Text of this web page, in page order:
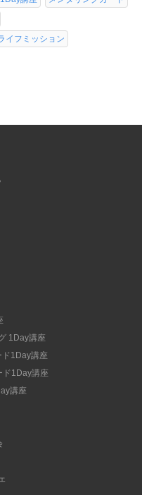
イフミッション
1Day講座
ド1Day講座
ド1Day講座
講座